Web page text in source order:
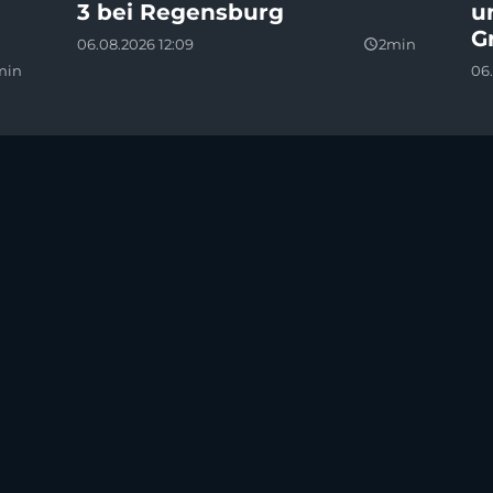
3 bei Regensburg
06.08.2026 12:09 query_builder2min